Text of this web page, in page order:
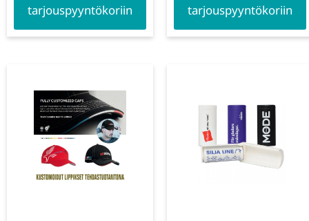
tarjouspyyntökoriin
tarjouspyyntökoriin